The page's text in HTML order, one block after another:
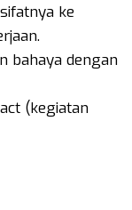
ke
bahaya dengan
(kegiatan